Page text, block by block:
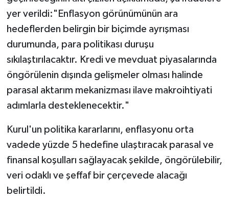
yer verildi:"Enflasyon görünümünün ara
hedeflerden belirgin bir biçimde ayrışması
durumunda, para politikası duruşu
sıkılaştırılacaktır. Kredi ve mevduat piyasalarında
öngörülenin dışında gelişmeler olması halinde
parasal aktarım mekanizması ilave makroihtiyati
adımlarla desteklenecektir."
Kurul'un politika kararlarını, enflasyonu orta
vadede yüzde 5 hedefine ulaştıracak parasal ve
finansal koşulları sağlayacak şekilde, öngörülebilir,
veri odaklı ve şeffaf bir çerçevede alacağı
belirtildi.